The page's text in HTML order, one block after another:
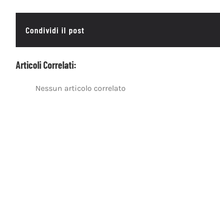
Condividi il post
Articoli Correlati:
Nessun articolo correlato